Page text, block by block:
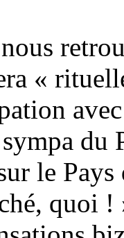
«
du
le Pays
quoi !